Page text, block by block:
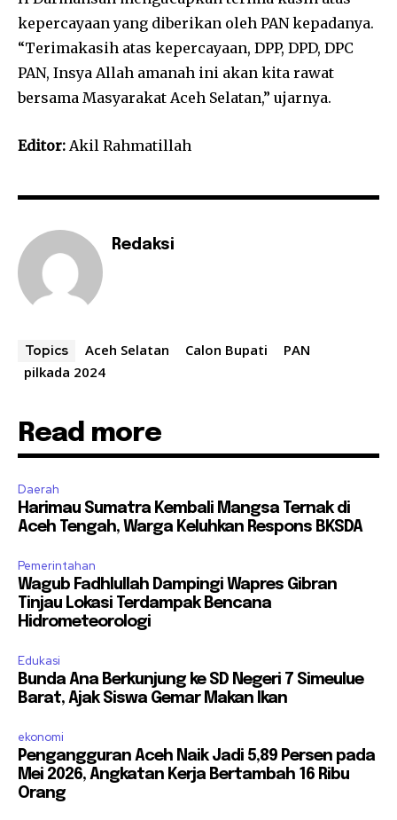
kepercayaan yang diberikan oleh PAN kepadanya.
“Terimakasih atas kepercayaan, DPP, DPD, DPC
PAN, Insya Allah amanah ini akan kita rawat
bersama Masyarakat Aceh Selatan,” ujarnya.
Editor: Akil Rahmatillah
Redaksi
Topics Aceh Selatan Calon Bupati
PAN
pilkada 2024
Read more
Daerah
Harimau Sumatra Kembali Mangsa Ternak di
Aceh Tengah, Warga Keluhkan Respons BKSDA
Pemerintahan
Wagub Fadhlullah Dampingi Wapres Gibran
Tinjau Lokasi Terdampak Bencana
Hidrometeorologi
Edukasi
Bunda Ana Berkunjung ke SD Negeri 7 Simeulue
Barat, Ajak Siswa Gemar Makan Ikan
ekonomi
Pengangguran Aceh Naik Jadi 5,89 Persen pada
Mei 2026, Angkatan Kerja Bertambah 16 Ribu
Orang